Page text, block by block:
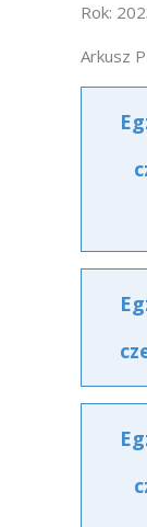
Rok:
Arkusz